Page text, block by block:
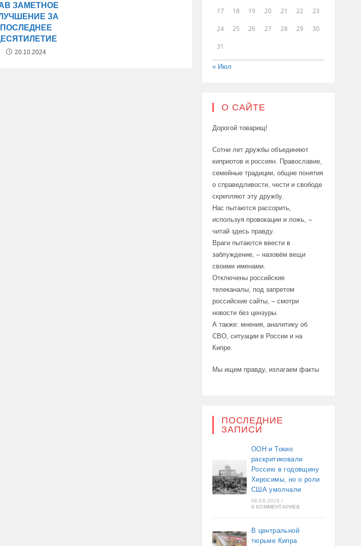
ЗАМЕТНОЕ
ЗА
ПОСЛЕДНЕЕ
20.10.2024
17 18 19 20 21 22 23
24 25 26 27 28 29 30
31
« Июл
О САЙТЕ
Дорогой товарищ!
Сотни лет дружбы объединяют
киприотов и россиян. Православие,
семейные традиции, общие понятия
о справедливости, чести и свободе
скрепляют эту дружбу.
Нас пытаются рассорить,
используя провокации и ложь, –
читай здесь правду.
Враги пытаются ввести в
заблуждение, – назовём вещи
своими именами.
Отключены российские
телеканалы, под запретом
российские сайты, – смотри
новости без цензуры.
А также: мнения, аналитику об
СВО, ситуации в России и на
Кипре.
Мы ищем правду, излагаем факты
ПОСЛЕДНИЕ
ЗАПИСИ
ООН и Токио
раскритиковали
Россию в годовщину
Хиросимы, но о роли
США умолчали
06.08.2026 /
0 КОММЕНТАРИЕВ
В центральной
тюрьме Кипра